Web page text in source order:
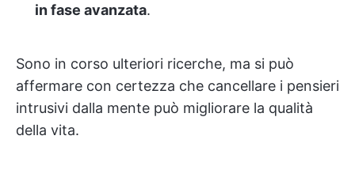
in fase avanzata.
Sono in corso ulteriori ricerche, ma si può
affermare con certezza che cancellare i pensieri
intrusivi dalla mente può migliorare la qualità
della vita.